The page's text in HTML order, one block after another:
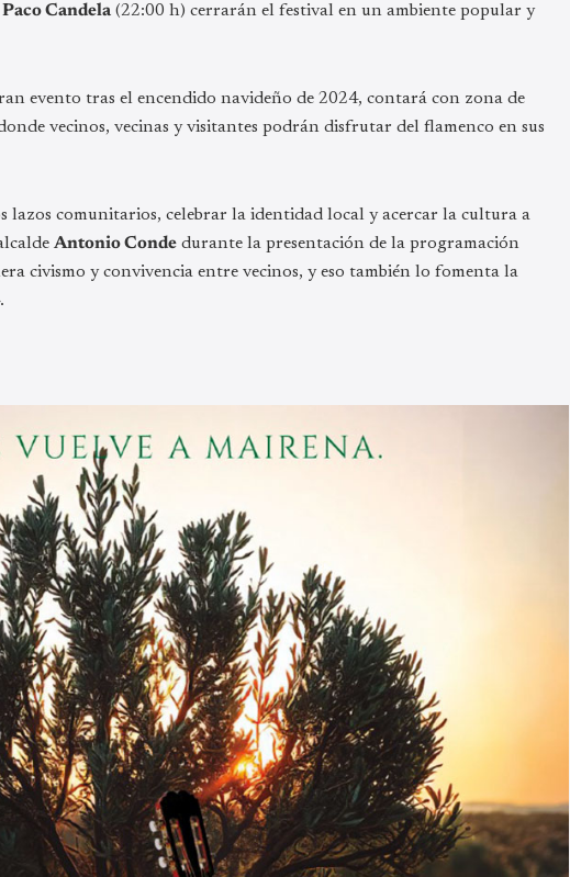
Paco Candela (22:00 h) cerrarán el festival en un ambiente popular y
evento tras el encendido navideño de 2024, contará con zona de
vecinos, vecinas y visitantes podrán disfrutar del flamenco en sus
comunitarios, celebrar la identidad local y acercar la cultura a
Antonio Conde durante la presentación de la programación
civismo y convivencia entre vecinos, y eso también lo fomenta la